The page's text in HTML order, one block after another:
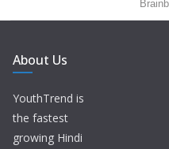
About Us
YouthTrend is
the fastest
growing Hindi